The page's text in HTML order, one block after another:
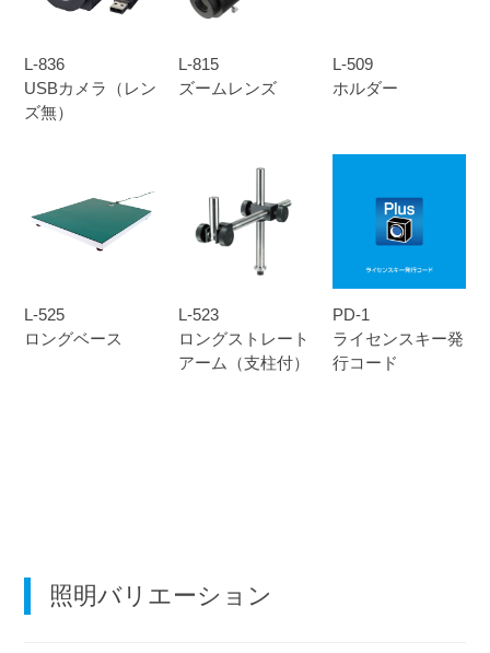
L-836
USBカメラ（レン
ズ無）
L-815
ズームレンズ
L-509
ホルダー
L-525
ロングベース
L-523
ロングストレート
アーム（支柱付）
PD-1
ライセンスキー発
行コード
照明バリエーション